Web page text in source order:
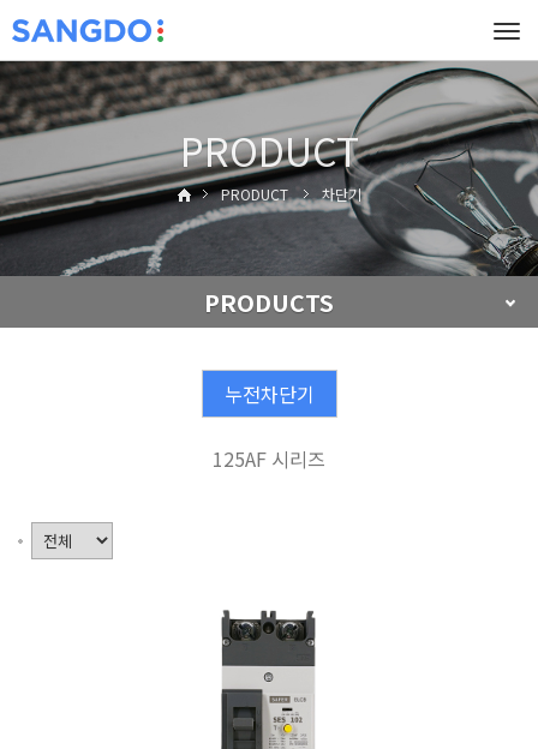
PRODUCT
PRODUCT 차단기
PRODUCTS
누전차단기
125AF 시리즈